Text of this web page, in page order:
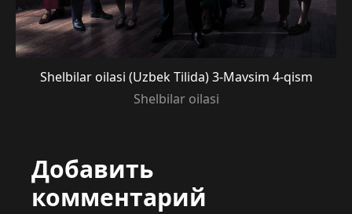
Shelbilar oilasi (Uzbek Tilida) 3-Mavsim 4-qism
Shelbilar oilasi
Добавить
комментарий